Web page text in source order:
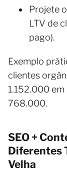
Projete o
LTV de
pago).
Exemplo
clientes
1.152.000
768.000.
SEO +
Diferentes
Velha